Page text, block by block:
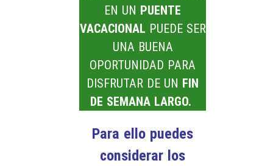
EN UN PUENTE
VACACIONAL PUEDE SER
UNA BUENA
OPORTUNIDAD PARA
DISFRUTAR DE UN FIN
DE SEMANA LARGO.
Para ello puedes
considerar los